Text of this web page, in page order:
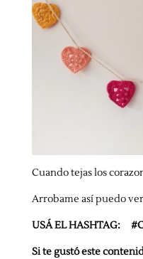
Cuando tejas los
Arrobame así puedo
USÁ EL HASHTAG:
Si te gustó este